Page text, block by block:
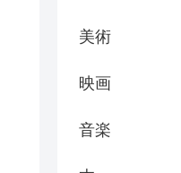
美術
映画
音楽